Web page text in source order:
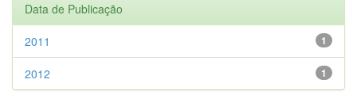
Data de Publicação
1
2011
1
2012